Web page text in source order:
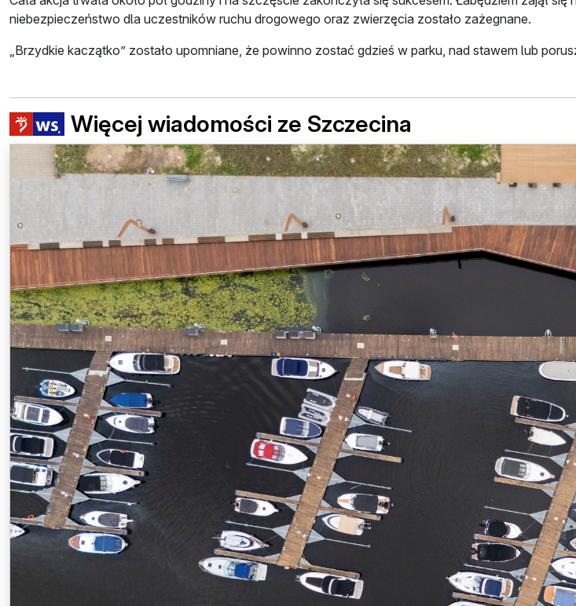
niebezpieczeństwo dla uczestników ruchu drogowego oraz zwierzęcia zostało zażegnane.
„Brzydkie kaczątko” zostało upomniane, że powinno zostać gdzieś w parku, nad stawem lub
Więcej wiadomości ze Szczecina